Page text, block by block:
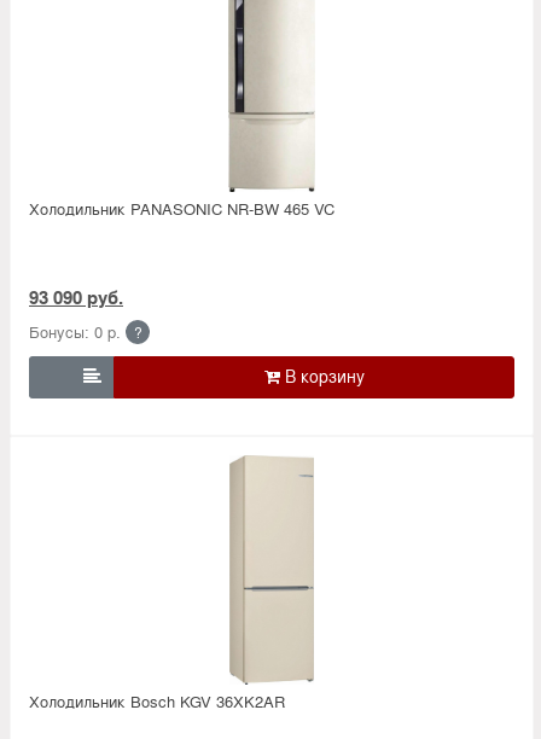
Холодильник PANASONIC NR-BW 465 VC
93 090 руб.
Бонусы: 0 р. ?

Холодильник Bosсh KGV 36XK2AR